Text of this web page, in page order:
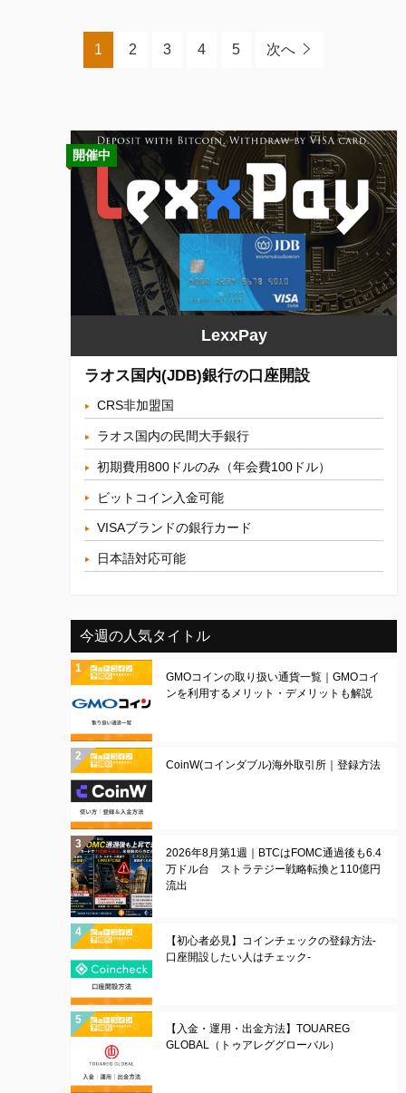
1 2 3 4 5 次へ
開催中
LexxPay
ラオス国内(JDB)銀行の口座開設
CRS非加盟国
ラオス国内の民間大手銀行
初期費用800ドルのみ（年会費100ドル）
ビットコイン入金可能
VISAブランドの銀行カード
日本語対応可能
今週の人気タイトル
GMOコインの取り扱い通貨一覧｜GMOコイ
ンを利用するメリット・デメリットも解説
CoinW(コインダブル)海外取引所｜登録方法
2026年8月第1週｜BTCはFOMC通過後も6.4
万ドル台 ストラテジー戦略転換と110億円
流出
【初心者必見】コインチェックの登録方法-
口座開設したい人はチェック-
【入金・運用・出金方法】TOUAREG
GLOBAL（トゥアレググローバル）